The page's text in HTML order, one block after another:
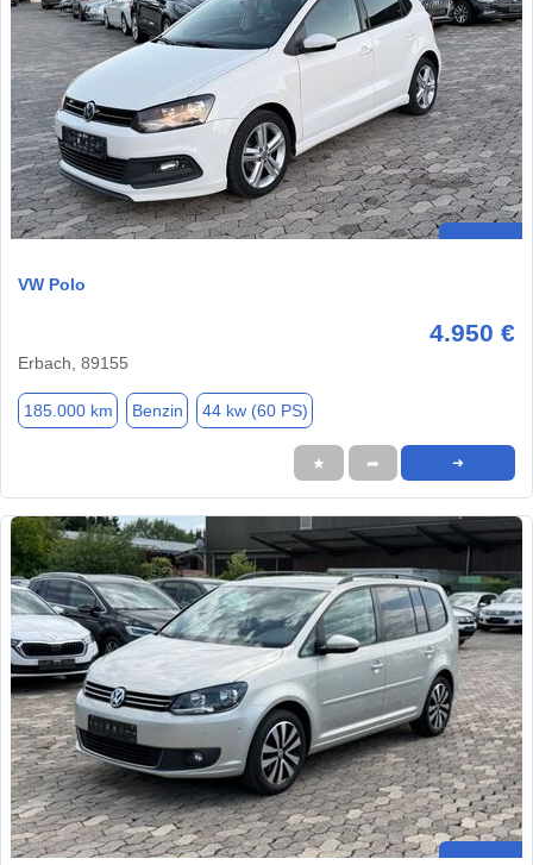
VW Polo
4.950 €
Erbach, 89155
185.000 km Benzin 44 kw (60 PS)
★ ➦ ➜